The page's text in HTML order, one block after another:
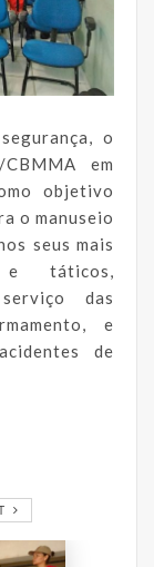
o
em
objetivo
o manuseio
seus mais
e táticos,
das
e
de